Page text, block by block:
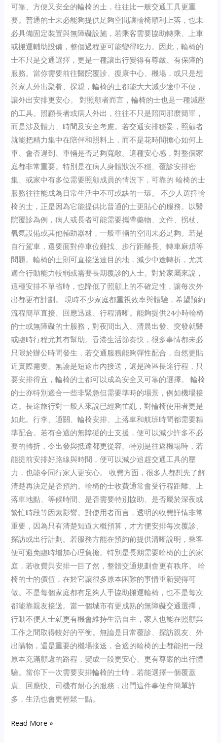
可靠、方便又安全的輪椅的士，往往比一般交通工具更重
要。普通的士未必能夠提供足夠空間讓輪椅順利上落，也未
必具備固定裝置與無障礙設施，若乘客需要協助轉乘、上車
或搬運輔助設備，整個過程更可能變得吃力。因此，輪椅的
士不只是交通選擇，更是一種讓出行變得有尊嚴、有保障的
服務。當你需要前往醫院覆診、復康中心、機場，或只是想
與家人外出聚餐、探親，輪椅的士都能大大減少途中不便，
讓外出安排更安心。 對照顧者而言，輪椅的士也是一種減壓
的工具。照顧長者或病人外出，往往不只是陪同那麼簡單，
而是涉及體力、時間及安全考慮。若交通安排穩妥，照顧者
就能把精力集中在陪伴和照料上，而不是花時間擔心如何上
車、會否遲到、車輛是否足夠寬敞。這種安心感，對整個家
庭都非常重要。特別是在病人身體狀況不穩、覆診安排密
集、或家中有多位需要照顧成員的情況下，可靠的 輪椅的士
服務往往能成為日常生活中不可或缺的一環。 不少人選擇輪
椅的士，正是因為它能提供比普通的士更貼心的服務。以醫
院覆診為例，病人或長者可能需要攜帶藥物、文件、拐杖、
氧氣設備或其他輔助器材，一般車輛的空間未必足夠。若是
自行駕車，還要面對停車位難找、步行距離長、轉車麻煩等
問題。輪椅的士則可直接送達目的地，減少中途轉折，尤其
適合行動能力較弱或需要長期覆診的人士。對於家屬來說，
這種安排不單省時，也降低了照顧上的不確定性，讓每次外
出都更有計劃。 現時不少家庭都重視效率與體驗，希望預約
流程簡單直接、回應迅速、行程清晰。能夠提供24小時輪椅
的士或無障礙的士服務，對夜間出入、清晨出發、突發就醫
或臨時行程尤其有幫助。香港生活節奏快，很多事情都未必
只限於辦公時間發生，若交通服務能夠彈性配合，自然更貼
近實際需要。無論是短途市內接送，還是跨區長途行程，只
要安排得宜，輪椅的士都可以成為安全又可靠的選擇。 輪椅
的士亦特別適合一些非緊急但需要準時的場景，例如機場接
送。長途旅行對一般人來說已經夠忙亂，對輪椅使用者更是
如此。行李、通關、輪椅安排、上落車和航班時間都需要精
準配合。若有合適的無障礙的士支援，便可以減少許多不必
要的轉折，令出發與抵達都更從容。特別是往返機場時，若
能提前安排好路線與時間，便可以減少追趕交通工具的壓
力，也能令同行家人更安心。 收費方面，很多人都想先了解
清楚再決定是否預約。輪椅的士收費通常會受行程距離、上
落車地點、等候時間、是否需要特別協助、是否屬於深夜或
繁忙時段等因素影響。對使用者而言，透明的收費詳情非常
重要，因為只有清楚知道大概預算，才方便安排每次覆診、
探訪或出行計劃。若服務方能在預約前提供清晰說明，乘客
便可避免臨時增加心理負擔。特別是長期需要輪椅的士的家
庭，若收費與安排一目了然，整體交通規劃會更有秩序。 輪
椅的士的價值，在於它讓很多原本困難的事情重新變得可
做。不是每個家庭都有足夠人手協助搬運輪椅，也不是每次
都能靠親友接送。當一個城市有更成熟的無障礙交通選擇，
行動不便人士就更有機會維持生活自主，家人也能在照顧與
工作之間取得較好的平衡。無論是日常覆診、探訪親友、外
出購物，還是重要的機場接送，合適的輪椅的士都能把一段
原本充滿顧慮的路程，變成一段更安心、更有尊嚴的出行體
驗。當你下一次需要安排輪椅的士時，若能選擇一個覆蓋
廣、回應快、司機有耐心的服務，出門這件事便會簡單許
多，生活也會更輕鬆一點。
大
Read More »